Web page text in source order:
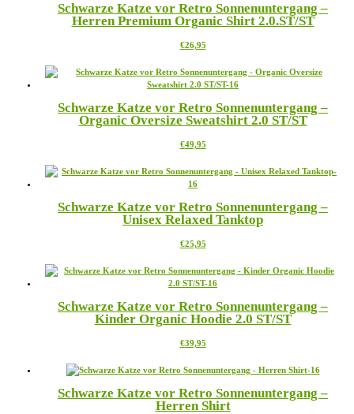
gewählt
werden
auf.
Die
können
der
Produktseite
werden
Schwarze Katze vor Retro Sonnenuntergang –
Herren Premium Organic Shirt 2.0.ST/ST
€26,95Dieses
weist
mehrere
auf.
Die
können
der
werden
Schwarze Katze vor Retro Sonnenuntergang –
Organic Oversize Sweatshirt 2.0 ST/ST
€49,95Dieses
weist
auf.
Die
können
der
Produktseite
werden
Schwarze Katze vor Retro Sonnenuntergang –
Unisex Relaxed Tanktop
€25,95Dieses
weist
mehrere
auf.
Die
können
der
gewählt
werden
Schwarze Katze vor Retro Sonnenuntergang –
Kinder Organic Hoodie 2.0 ST/ST
€39,95Dieses
weist
Varianten
auf.
Schwarze Katze vor Retro Sonnenuntergang –
Herren Shirt